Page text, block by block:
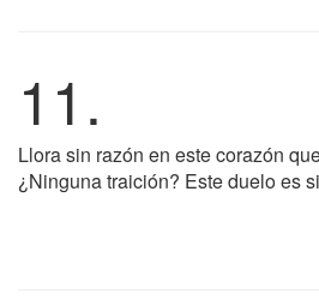
11.
Llora sin razón en este corazón
¿Ninguna traición? Este duelo es